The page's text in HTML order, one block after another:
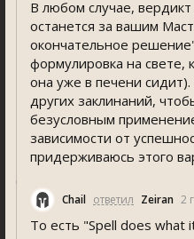
В любом случае, вердикт
останется за вашим
окончательное
формулировка на свете,
она уже в печени
других заклинаний,
безусловным
зависимости от
придерживаюсь этого
Chail ответил Zeiran 2
То есть "Spell does what